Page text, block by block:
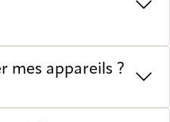
mes appareils ?